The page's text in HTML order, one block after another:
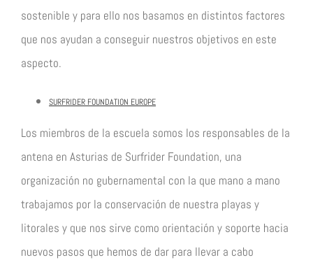
sostenible y para ello nos basamos en distintos factores
que nos ayudan a conseguir nuestros objetivos en este
aspecto.
SURFRIDER FOUNDATION EUROPE
Los miembros de la escuela somos los responsables de la
antena en Asturias de Surfrider Foundation, una
organización no gubernamental con la que mano a mano
trabajamos por la conservación de nuestra playas y
litorales y que nos sirve como orientación y soporte hacia
nuevos pasos que hemos de dar para llevar a cabo